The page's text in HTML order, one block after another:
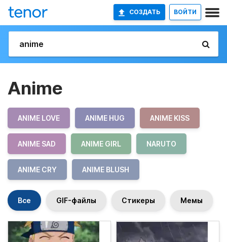
СОЗДАТЬ ВОЙТИ
Anime
ANIME LOVE ANIME HUG ANIME KISS
ANIME SAD ANIME GIRL NARUTO
ANIME CRY ANIME BLUSH
Все GIF-файлы Стикеры Мемы